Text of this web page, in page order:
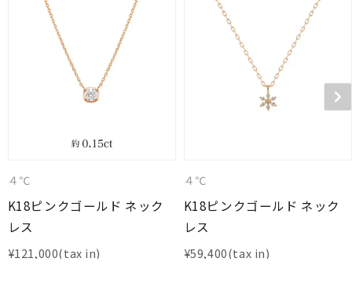
４℃
K18ピンクゴールド ネック
レス
¥121,000
４℃
K18ピンクゴールド ネック
レス
¥59,400